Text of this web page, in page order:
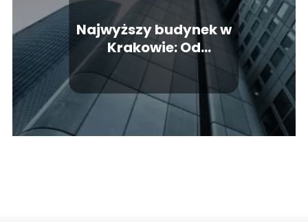
Najwyższy budynek w
Krakowie: Od
Szkieletora do Unity
Tower